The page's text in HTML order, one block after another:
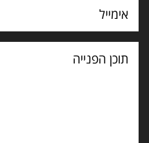
תוכן
הפנייה